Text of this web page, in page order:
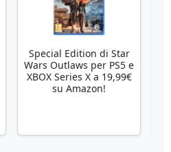
Special Edition di Star
Wars Outlaws per PS5 e
XBOX Series X a 19,99€
su Amazon!